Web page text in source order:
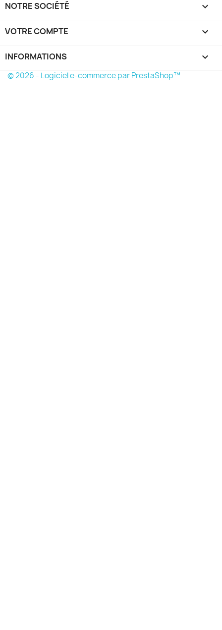
NOTRE SOCIÉTÉ 
VOTRE COMPTE 
INFORMATIONS keyboard_arrow_down
© 2026 - Logiciel e-commerce par PrestaShop™